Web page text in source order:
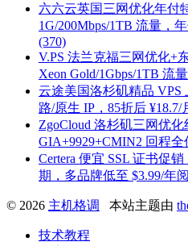
六六云英国三网优化年付
1G/200Mbps/1TB 流量，
(370)
V.PS 法兰克福三网优化+
Xeon Gold/1Gbps/1TB 流
云途美国洛杉矶精品 VPS
路/原生 IP，85折后 ¥18.7/
ZgoCloud 洛杉矶三网优
GIA+9929+CMIN2 回程全
Certera 便宜 SSL 证书促
期，多品牌低至 $3.99/年
© 2026 主机格调 本站主题由
技术教程